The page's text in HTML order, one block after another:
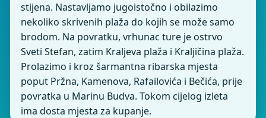
stijena. Nastavljamo jugoistočno i obilazimo
nekoliko skrivenih plaža do kojih se može samo
brodom. Na povratku, vrhunac ture je ostrvo
Sveti Stefan, zatim Kraljeva plaža i Kraljičina plaža.
Prolazimo i kroz šarmantna ribarska mjesta
poput Pržna, Kamenova, Rafailovića i Bečića, prije
povratka u Marinu Budva. Tokom cijelog izleta
ima dosta mjesta za kupanje.